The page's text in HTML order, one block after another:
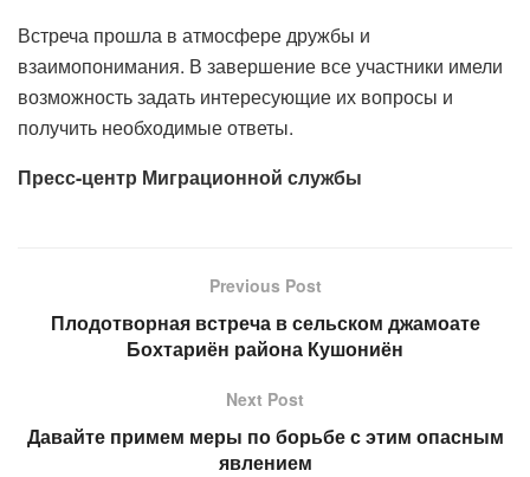
Встреча прошла в атмосфере дружбы и
взаимопонимания. В завершение все участники имели
возможность задать интересующие их вопросы и
получить необходимые ответы.
Пресс-центр Миграционной службы
Previous Post
Плодотворная встреча в сельском джамоате
Бохтариён района Кушониён
Next Post
Давайте примем меры по борьбе с этим опасным
явлением